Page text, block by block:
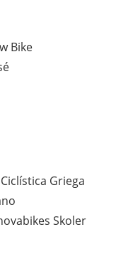
Bike
Griega
Skoler